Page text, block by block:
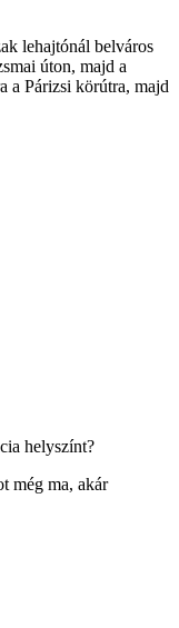
lehajtónál belváros
úton, majd a
a Párizsi körútra, majd
helyszínt?
még ma, akár